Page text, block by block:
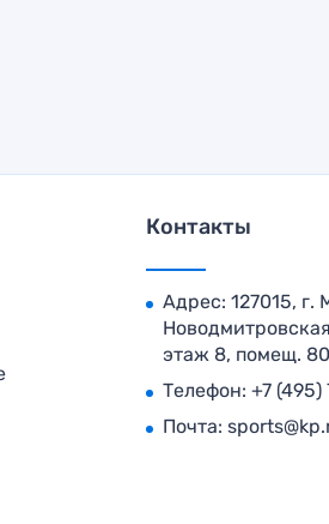
Контакты
Адрес: 127015, г.
этаж 8, помещ.
Телефон: +7
Почта: